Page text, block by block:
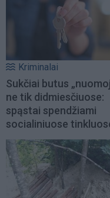
Kriminalai
Sukčiai butus
ne tik didmiesčiuose:
spąstai spendžiami
socialiniuose